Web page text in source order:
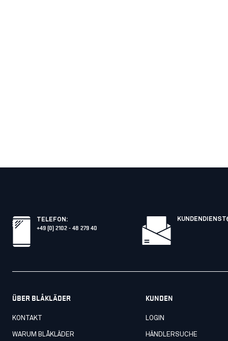
TELEFON :
+49 (0) 2102 - 48 279 40
ÜBER BLÅKLÄDER
KONTAKT
WARUM BLÅKLÄDER
KUNDEN
LOGIN
HÄNDLERSUCHE